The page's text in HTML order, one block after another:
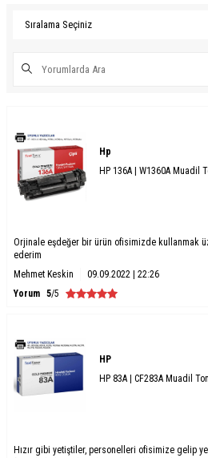
Hp
HP 136A | W1360A Muadil
Orjinale eşdeğer bir ürün ofisimizde kullanmak
ederim
Mehmet Keskin
09.09.2022 | 22:26
Yorum 5/5
HP
HP 83A | CF283A Muadil
Hızır gibi yetiştiler, personelleri ofisimize gelip